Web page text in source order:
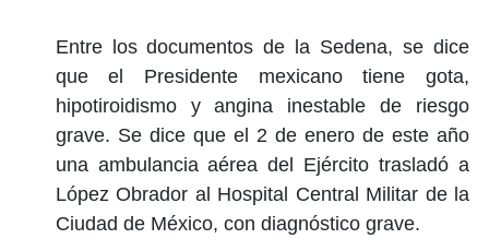
Entre los documentos de la Sedena, se dice
que el Presidente mexicano tiene gota,
hipotiroidismo y angina inestable de riesgo
grave. Se dice que el 2 de enero de este año
una ambulancia aérea del Ejército trasladó a
López Obrador al Hospital Central Militar de la
Ciudad de México, con diagnóstico grave.